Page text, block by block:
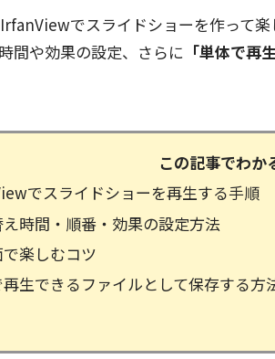
でスライドショーを作って
間や効果の設定、さらに 「単体で再
この記事でわか
でスライドショーを再生する手順
時間・順番・効果の設定方法
楽しむコツ
生できるファイルとして保存する方